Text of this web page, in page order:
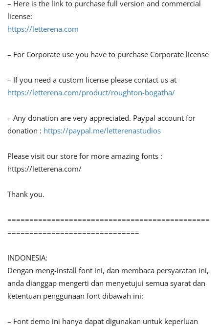
– Here is the link to purchase full version and commercial
license:
https://letterena.com
– For Corporate use you have to purchase Corporate license
– If you need a custom license please contact us at
https://letterena.com/product/roughton-bogatha/
– Any donation are very appreciated. Paypal account for
donation : https://paypal.me/letterenastudios
Please visit our store for more amazing fonts :
https://letterena.com/
Thank you.
==============================================
==============================
INDONESIA:
Dengan meng-install font ini, dan membaca persyaratan ini,
anda dianggap mengerti dan menyetujui semua syarat dan
ketentuan penggunaan font dibawah ini:
– Font demo ini hanya dapat digunakan untuk keperluan